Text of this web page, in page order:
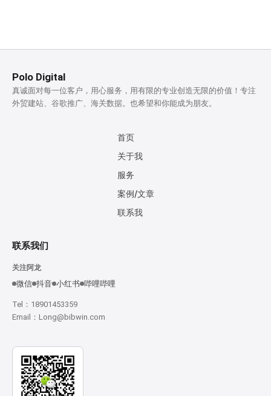
Polo Digital
真诚面对每一位客户，用心服务，用有限的专业创造无限的价值！专注
外贸建站、谷歌推广、海关数据。也希望和你能成为朋友。
首页
关于我
服务
案例/文章
联系我
联系我们
关注阿龙
微信 抖音 小红书 哔哩哔哩
Tel：18901453359
Email：Long@bibwin.com